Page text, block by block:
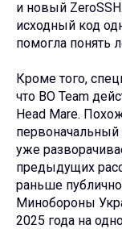
и новый
исходный код
помогла понять
Кроме того,
что BO Team
Head Mare.
первоначальный
уже
предыдущих
раньше
Минобороны
2025 года на